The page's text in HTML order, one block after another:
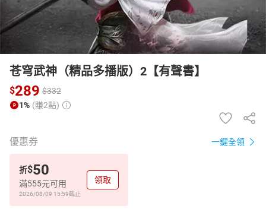
苍穹武神（精品多播版）2【有聲書】
$289 $332
1% (賺2點)
優惠券 一鍵全領
折$50
滿555元可用
2026/08/09 15:59截止
領取